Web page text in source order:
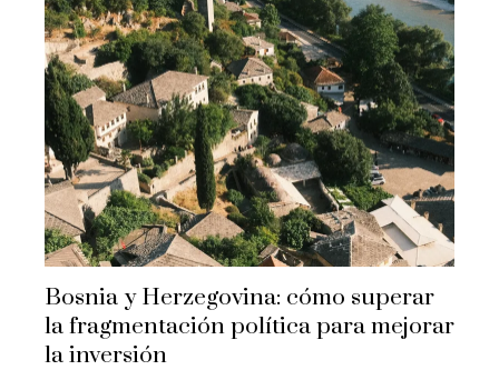
Bosnia y Herzegovina: cómo superar
la fragmentación política para mejorar
la inversión